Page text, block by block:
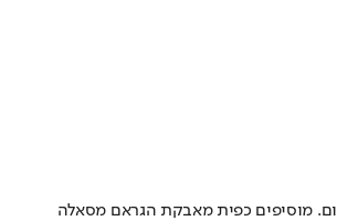
מים. מניחים את נתחי העוף בקערה עם המנגו, קורט מלח ו־3 כפות ממחית הג'ינג'ר והשום. מוסיפים כפית מאבקת הגראם מסאלה